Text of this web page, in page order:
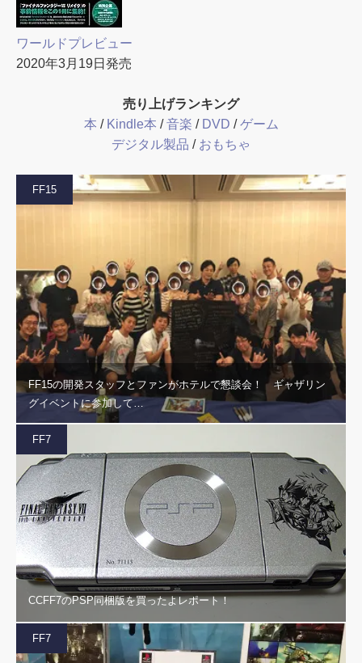
ワールドプレビュー
2020年3月19日発売
売り上げランキング
本 / Kindle本 /音楽 / DVD /ゲーム
デジタル製品 / おもちゃ
FF15
FF15の開発スタッフとファンがホテルで懇談会！ ギャザリン
グイベントに参加して…
FF7
CCFF7のPSP同梱版を買ったよレポート！
FF7